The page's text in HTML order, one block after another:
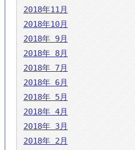
2018年11月
2018年10月
2018年 9月
2018年 8月
2018年 7月
2018年 6月
2018年 5月
2018年 4月
2018年 3月
2018年 2月